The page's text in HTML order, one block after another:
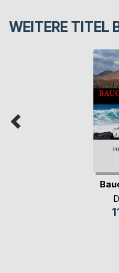
WEITERE TITEL